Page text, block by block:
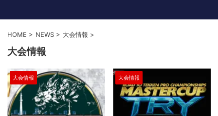
HOME > NEWS > 大会情報 >
大会情報
大会情報 大会情報